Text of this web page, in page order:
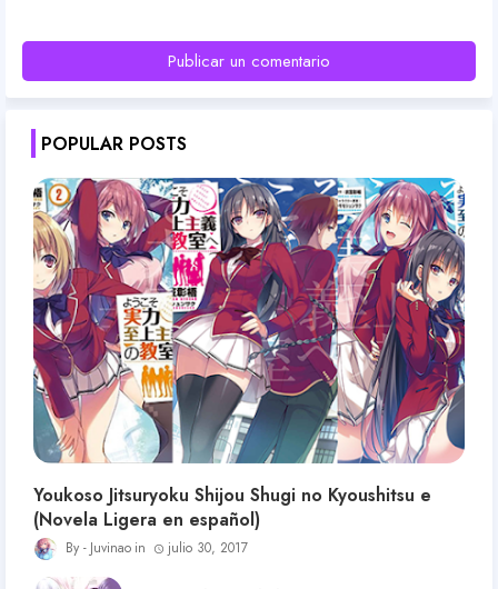
Publicar un comentario
POPULAR POSTS
Youkoso Jitsuryoku Shijou Shugi no Kyoushitsu e
(Novela Ligera en español)
Juvinao julio 30, 2017